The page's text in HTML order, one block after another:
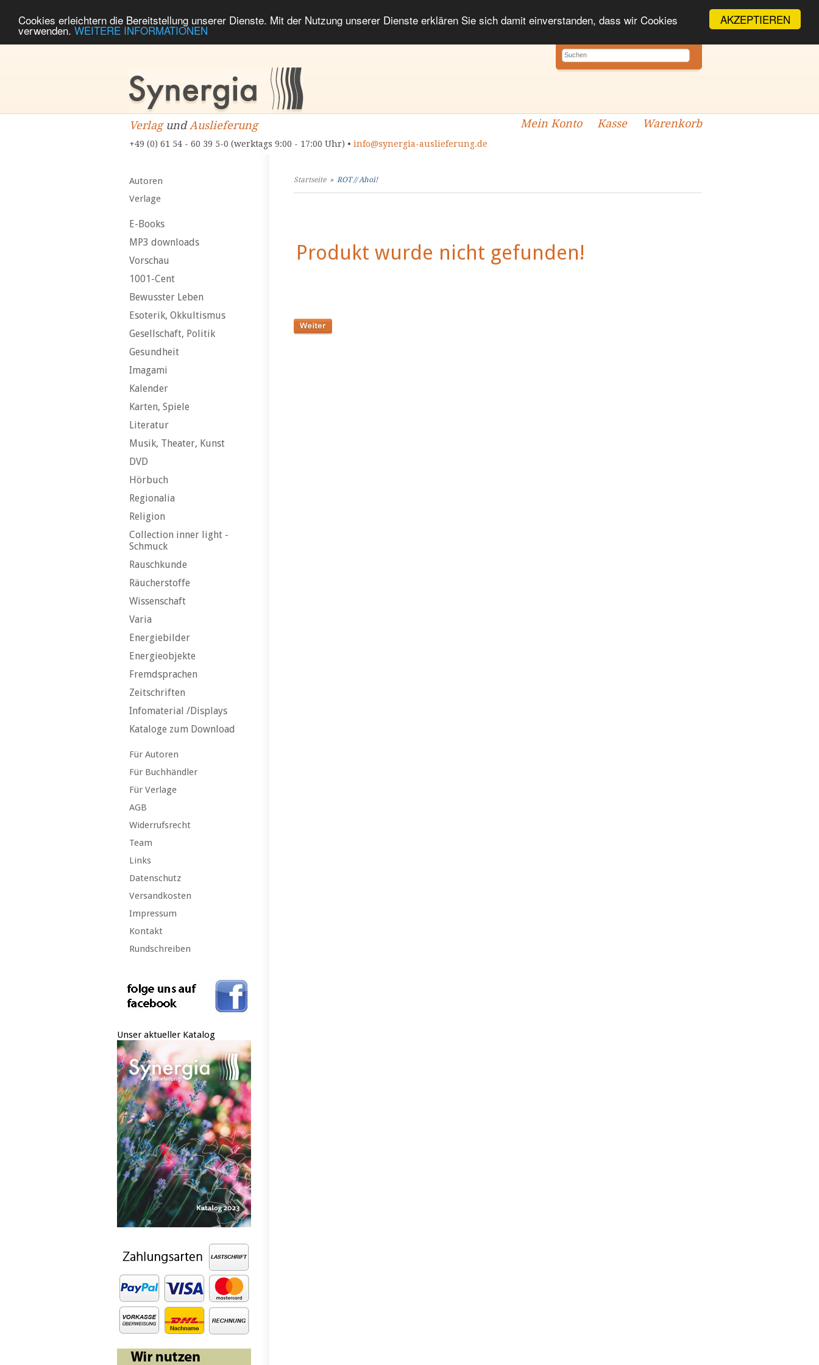
AKZEPTIEREN
Cookies erleichtern die Bereitstellung unserer Dienste. Mit der Nutzung unserer Dienste erklären Sie sich damit einverstanden, dass wir Cookies
verwenden. WEITERE INFORMATIONEN
VerlagundAuslieferung
+49 (0) 61 54 - 60 39 5-0 (werktags 9:00 - 17:00 Uhr) • info@synergia-auslieferung.de
Mein Konto Kasse Warenkorb
Autoren
Verlage
E-Books
MP3 downloads
Vorschau
1001-Cent
Bewusster Leben
Esoterik, Okkultismus
Gesellschaft, Politik
Gesundheit
Imagami
Kalender
Karten, Spiele
Literatur
Musik, Theater, Kunst
DVD
Hörbuch
Regionalia
Religion
Collection inner light -
Schmuck
Rauschkunde
Räucherstoffe
Wissenschaft
Varia
Energiebilder
Energieobjekte
Fremdsprachen
Zeitschriften
Infomaterial /Displays
Kataloge zum Download
Für Autoren
Für Buchhändler
Für Verlage
AGB
Widerrufsrecht
Team
Links
Datenschutz
Versandkosten
Impressum
Kontakt
Rundschreiben
Unser aktueller Katalog
Startseite» ROT // Ahoi!
Produkt wurde nicht gefunden!